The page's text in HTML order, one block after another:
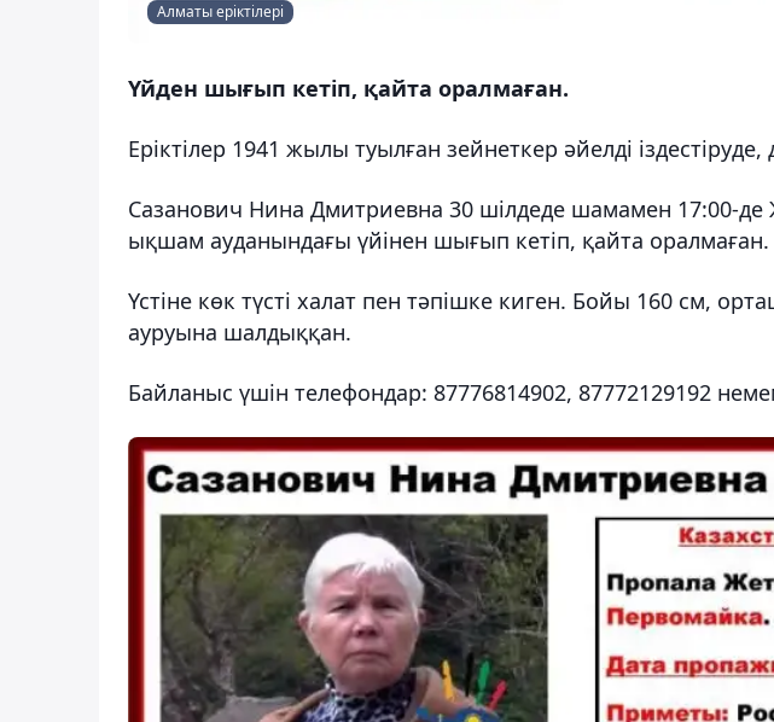
Алматы еріктілері
Үйден шығып кетіп, қайта оралмаған.
Еріктілер 1941 жылы туылған зейнеткер әйелді
Сазанович Нина Дмитриевна 30 шілдеде шамамен 17:00-де
ықшам ауданындағы үйінен шығып кетіп, қайта оралмаған.
Үстіне көк түсті халат пен тәпішке киген. Бойы 160 см,
ауруына шалдыққан.
Байланыс үшін телефондар: 87776814902, 87772129192